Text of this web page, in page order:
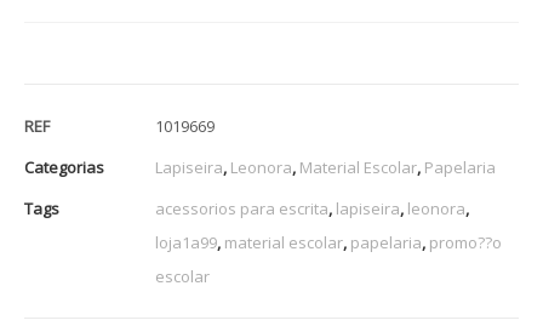
REF
1019669
Categorias
Lapiseira, Leonora, Material Escolar, Papelaria
Tags
acessorios para escrita, lapiseira, leonora,
loja1a99, material escolar, papelaria, promo??o
escolar